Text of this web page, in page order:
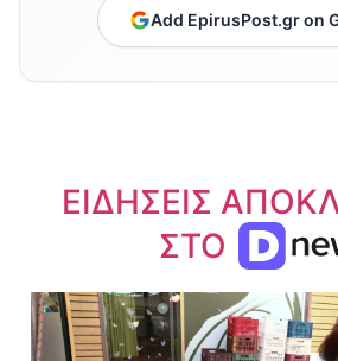
Add EpirusPost.gr on
ΕΙΔΗΣΕΙΣ
ΣΤΟ